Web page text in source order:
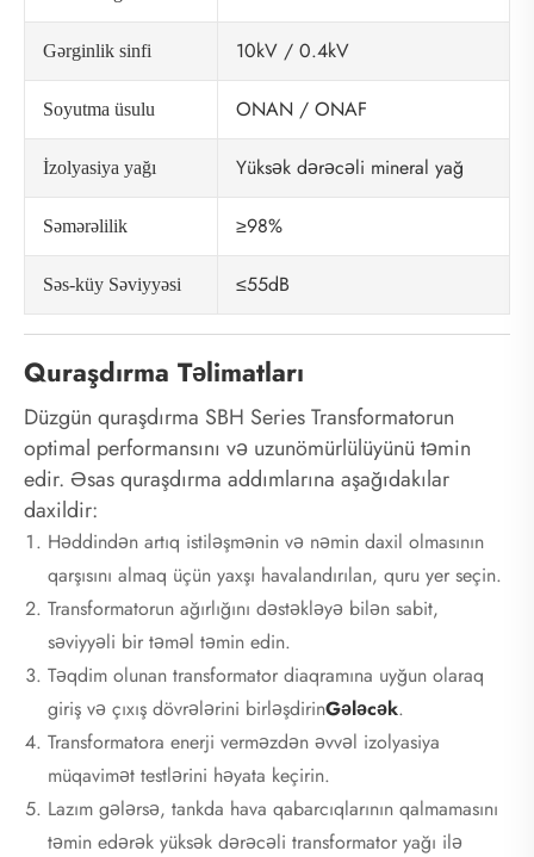
Gərginlik sinfi 10kV / 0.4kV
Soyutma üsulu ONAN / ONAF
İzolyasiya yağı Yüksək dərəcəli mineral yağ
Səmərəlilik ≥98%
Səs-küy Səviyyəsi ≤55dB
Quraşdırma Təlimatları
Düzgün quraşdırma SBH Series Transformatorun
optimal performansını və uzunömürlülüyünü təmin
edir. Əsas quraşdırma addımlarına aşağıdakılar
daxildir:
Həddindən artıq istiləşmənin və nəmin daxil olmasının
qarşısını almaq üçün yaxşı havalandırılan, quru yer seçin.
Transformatorun ağırlığını dəstəkləyə bilən sabit,
səviyyəli bir təməl təmin edin.
Təqdim olunan transformator diaqramına uyğun olaraq
giriş və çıxış dövrələrini birləşdirinGələcək.
Transformatora enerji verməzdən əvvəl izolyasiya
müqavimət testlərini həyata keçirin.
Lazım gələrsə, tankda hava qabarcıqlarının qalmamasını
təmin edərək yüksək dərəcəli transformator yağı ilə